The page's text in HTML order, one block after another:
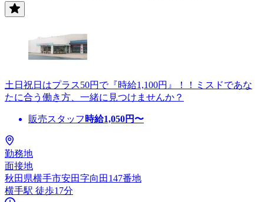
土日祝日はプラス50円で『時給1,100円』！！ミスドであな
たに合う働き方、一緒に見つけませんか？
販売スタッフ 時給1,050円〜
勤務地
面接地
秋田県横手市安田字向田147番地
横手駅 徒歩17分